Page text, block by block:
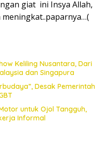
giat ini Insya Allah,
Keliling Nusantara, Dari
dan Singapura
Desak Pemerintah
untuk Ojol Tangguh,
Informal